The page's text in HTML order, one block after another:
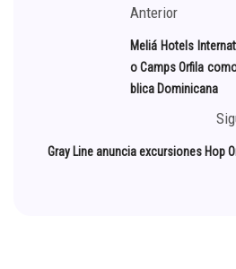
Anterior
Meliá Hotels
o Camps Orfila
blica Dominicana
Gray Line anuncia excursiones Hop